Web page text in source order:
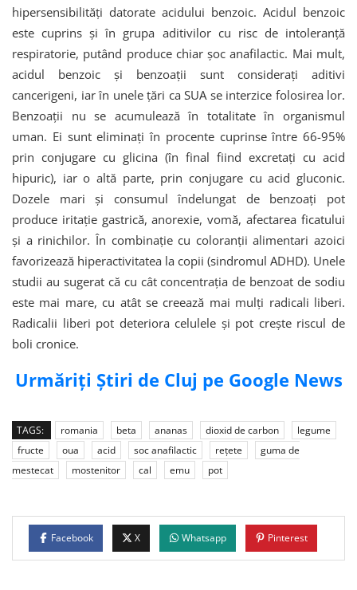
hipersensibilități datorate acidului benzoic. Acidul benzoic
este cuprins și în grupa aditivilor cu risc de intoleranță
respiratorie, putând produce chiar șoc anafilactic. Mai mult,
acidul benzoic și benzoații sunt considerați aditivi
cancerigeni, iar în unele țări ca SUA se interzice folosirea lor.
Benzoații nu se acumulează în totalitate în organismul
uman. Ei sunt eliminați în procente cuprinse între 66-95%
prin conjugare cu glicina (în final fiind excretați cu acid
hipuric), iar o altă parte, prin conjugare cu acid gluconic.
Dozele mari și consumul îndelungat de benzoați pot
produce iritație gastrică, anorexie, vomă, afectarea ficatului
și a rinichilor. În combinație cu coloranții alimentari azoici
favorizează hiperactivitatea la copii (sindromul ADHD). Unele
studii au sugerat că cu cât concentrația de benzoat de sodiu
este mai mare, cu atât se creează mai mulți radicali liberi.
Radicalii liberi pot deteriora celulele și pot crește riscul de
boli cronice.
Urmăriți Știri de Cluj pe Google News
TAGS: romania beta ananas dioxid de carbon
legume
fructe
oua acid soc anafilactic rețete
guma de
mestecat
mostenitor cal emu pot
Facebook X Whatsapp Pinterest